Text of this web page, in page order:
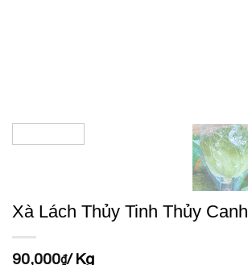
Xà Lách Thủy Tinh Thủy Canh
90,000₫/ Kg